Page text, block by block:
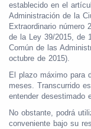
establecido en el
Administración de la
Extraordinario número
de la Ley 39/2015, de
Común de las
octubre de 2015).
El plazo máximo para
meses. Transcurrido
entender desestimado
No obstante, podrá
conveniente bajo su